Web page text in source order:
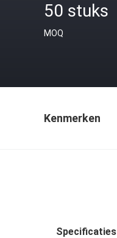
50 stuks
MOQ
Kenmerken
Specificaties